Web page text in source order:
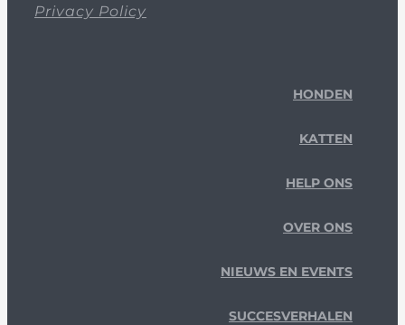
Privacy Policy
HONDEN
KATTEN
HELP ONS
OVER ONS
NIEUWS EN EVENTS
SUCCESVERHALEN